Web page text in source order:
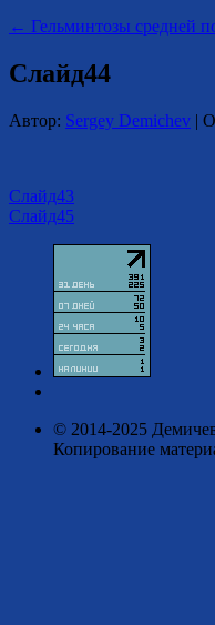
← Гельминтозы средней
Слайд44
Автор: Sergey Demichev |
Слайд43
Слайд45
© 2014-2025
Копирование